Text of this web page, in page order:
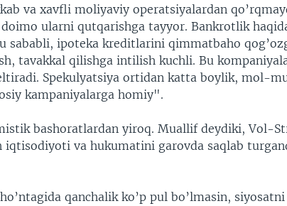
va xavfli moliyaviy operatsiyalardan
ularni qutqarishga tayyor. Bankrotlik
sababli, ipoteka kreditlarini qimmatbaho
tavakkal qilishga intilish kuchli. Bu
Spekulyatsiya ortidan katta boylik, mol-
kampaniyalarga homiy".
bashoratlardan yiroq. Muallif deydiki, Vol-
iqtisodiyoti va hukumatini garovda saqlab
qanchalik ko’p pul bo’lmasin,